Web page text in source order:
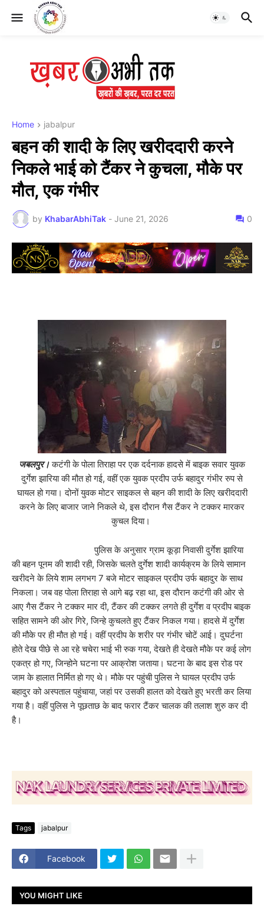
Home jabalpur
बहन की शादी के लिए खरीददारी करने
निकले भाई को टैंकर ने कुचला, मौके पर
मौत, एक गंभीर
by KhabarAbhiTak - June 21, 2026 0
जबलपुर।कटंगी के पोला तिराहा पर एक दर्दनाक हादसे में बाइक सवार युवक
दुर्गेश झारिया की मौत हो गई, वहीं एक युवक प्रदीप उर्फ बहादुर गंभीर रुप से
घायल हो गया। दोनों युवक मोटर साइकल से बहन की शादी के लिए खरीददारी
करने के लिए बाजार जाने निकले थे, इस दौरान गैस टैंकर ने टक्कर मारकर
कुचल दिया।
पुलिस के अनुसार ग्राम कूड़ा निवासी दुर्गेश झारिया
की बहन पूनम की शादी रही, जिसके चलते दुर्गेश शादी कार्यक्रम के लिये सामान
खरीदने के लिये शाम लगभग 7 बजे मोटर साइकल प्रदीप उर्फ बहादुर के साथ
निकला। जब वह पोला तिराहा से आगे बढ़ रहा था, इस दौरान कटंगी की ओर से
आए गैस टैंकर ने टक्कर मार दी, टैंकर की टक्कर लगते ही दुर्गेश व प्रदीप बाइक
सहित सामने की ओर गिरे, जिन्हे कुचलते हुए टैंकर निकल गया। हादसे में दुर्गेश
की मौके पर ही मौत हो गई। वहीं प्रदीप के शरीर पर गंभीर चोटें आई। दुघर्टना
होते देख पीछे से आ रहे चचेरा भाई भी रुक गया, देखते ही देखते मौके पर कई लोग
एकत्र हो गए, जिन्होने घटना पर आक्रोश जताया। घटना के बाद इस रोड पर
जाम के हालात निर्मित हो गए थे। मौके पर पहुंची पुलिस ने घायल प्रदीप उर्फ
बहादुर को अस्पताल पहुंचाया, जहां पर उसकी हालत को देखते हुए भरती कर लिया
गया है। वहीं पुलिस ने पूछताछ के बाद फरार टैंकर चालक की तलाश शुरु कर दी
है।
Tags jabalpur
Facebook
YOU MIGHT LIKE